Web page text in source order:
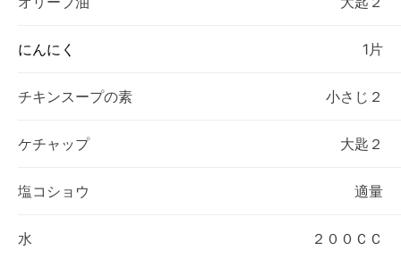
にんにく 1片
チキンスープの素 小さじ２
ケチャップ 大匙２
塩コショウ 適量
水 ２００ＣＣ